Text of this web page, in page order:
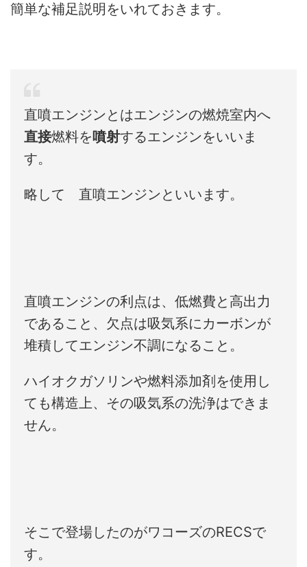
簡単な補足説明をいれておきます。
直噴エンジンとはエンジンの燃焼室内へ
直接燃料を噴射するエンジンをいいま
す。
略して 直噴エンジンといいます。
直噴エンジンの利点は、低燃費と高出力
であること、欠点は吸気系にカーボンが
堆積してエンジン不調になること。
ハイオクガソリンや燃料添加剤を使用し
ても構造上、その吸気系の洗浄はできま
せん。
そこで登場したのがワコーズのRECSで
す。